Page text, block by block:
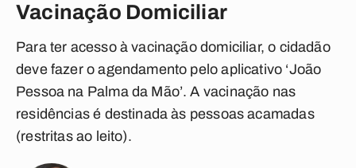
Vacinação Domiciliar
Para ter acesso à vacinação domiciliar, o cidadão
deve fazer o agendamento pelo aplicativo ‘João
Pessoa na Palma da Mão’. A vacinação nas
residências é destinada às pessoas acamadas
(restritas ao leito).